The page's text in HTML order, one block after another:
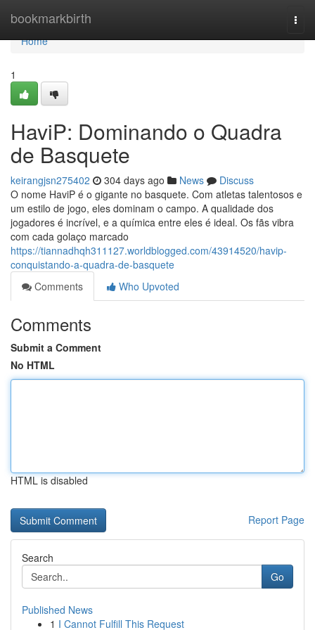
bookmarkbirth
Home
Home
1
HaviP: Dominando o Quadra
de Basquete
keirangjsn275402 304 days ago News
Discuss
O nome HaviP é o gigante no basquete. Com atletas talentosos e
um estilo de jogo, eles dominam o campo. A qualidade dos
jogadores é incrível, e a química entre eles é ideal. Os fãs vibra
com cada golaço marcado
https://tiannadhqh311127.worldblogged.com/43914520/havip-
conquistando-a-quadra-de-basquete
Comments
Who Upvoted
Comments
Submit a Comment
No HTML
HTML is disabled
Report Page
Search
Go
Published News
1 I Cannot Fulfill This Request